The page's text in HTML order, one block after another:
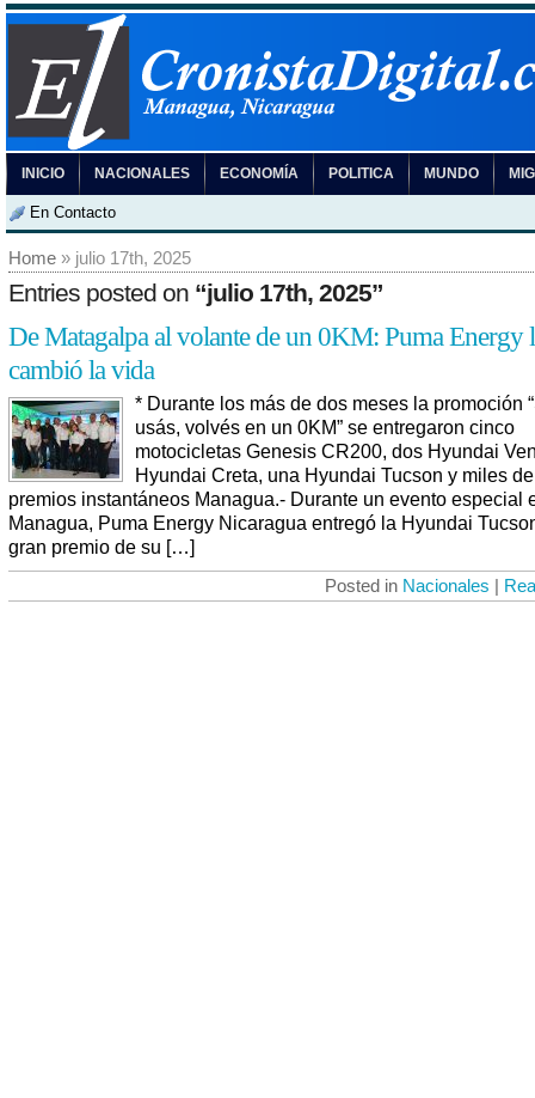
INICIO NACIONALES ECONOMÍA POLITICA MUNDO
En Contacto
Home » julio 17th, 2025
Entries posted on “julio 17th, 2025”
De Matagalpa al volante de un 0KM: Puma Energy
cambió la vida
* Durante los más de dos meses la promoción
usás, volvés en un 0KM” se entregaron cinco
motocicletas Genesis CR200, dos Hyundai
Hyundai Creta, una Hyundai Tucson y miles de
premios instantáneos Managua.- Durante un evento especial
Managua, Puma Energy Nicaragua entregó la Hyundai
gran premio de su […]
Posted in Nacionales |